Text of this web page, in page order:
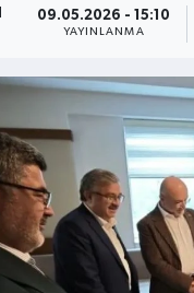
09.05.2026 - 15:10
YAYINLANMA